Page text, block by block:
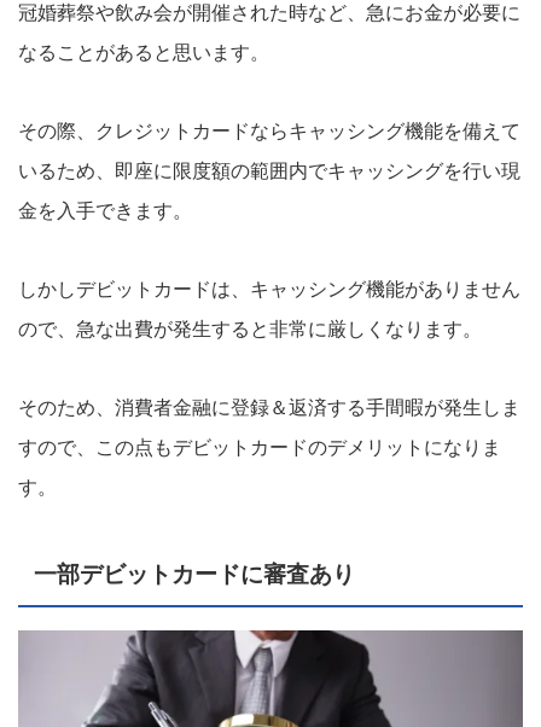
冠婚葬祭や飲み会が開催された時など、急にお金が必要に
なることがあると思います。
その際、クレジットカードならキャッシング機能を備えて
いるため、即座に限度額の範囲内でキャッシングを行い現
金を入手できます。
しかしデビットカードは、キャッシング機能がありません
ので、急な出費が発生すると非常に厳しくなります。
そのため、消費者金融に登録＆返済する手間暇が発生しま
すので、この点もデビットカードのデメリットになりま
す。
一部デビットカードに審査あり